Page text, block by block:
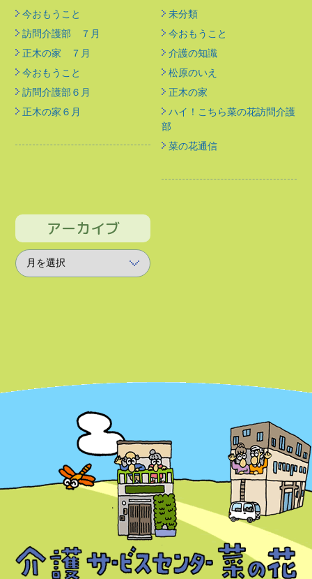
今おもうこと
訪問介護部 ７月
正木の家 ７月
今おもうこと
訪問介護部６月
正木の家６月
未分類
今おもうこと
介護の知識
松原のいえ
正木の家
ハイ！こちら菜の花訪問介護
部
菜の花通信
アーカイブ